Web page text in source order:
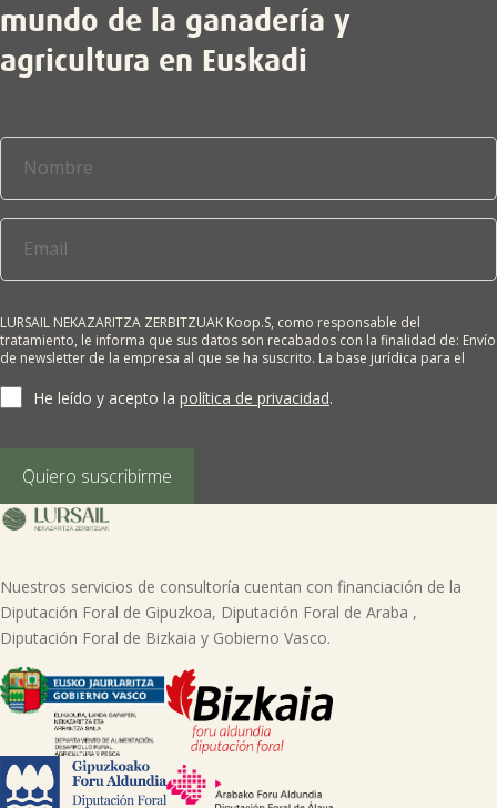
mundo de la ganadería y
agricultura en Euskadi
LURSAIL NEKAZARITZA ZERBITZUAK Koop.S, como responsable del
tratamiento, le informa que sus datos son recabados con la finalidad de: Envío
de newsletter de la empresa al que se ha suscrito. La base jurídica para el
terceros salvo obligación legal. Cualquier persona tiene derecho a solicitar el
acceso, rectificación, supresión, limitación del tratamiento, oposición o
lursail@lursailkoop.eus. Puede obtener información adicional en nuestra
página web.
He leído y acepto la política de privacidad.
Quiero suscribirme
Nuestros servicios de consultoría cuentan con financiación de la
Diputación Foral de Gipuzkoa, Diputación Foral de Araba ,
Diputación Foral de Bizkaia y Gobierno Vasco.